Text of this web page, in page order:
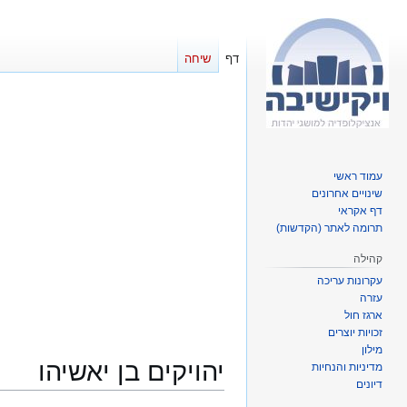
יהויקים בן יאשיהו
דף שיחה
עמוד ראשי
שינויים אחרונים
דף אקראי
תרומה לאתר (הקדשות)
קהילה
עקרונות עריכה
עזרה
ארגז חול
זכויות יוצרים
מילון
מדיניות והנחיות
דיונים